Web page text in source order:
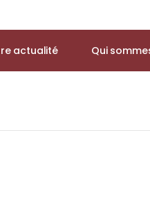
actualité Qui